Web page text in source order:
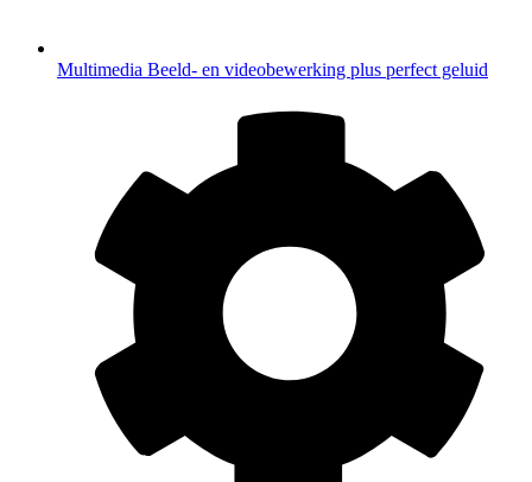
Multimedia Beeld- en videobewerking plus perfect geluid